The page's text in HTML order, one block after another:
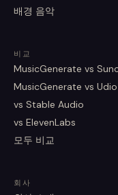
배경 음악
비교
MusicGenerate vs
MusicGenerate vs Udio
vs Stable Audio
vs ElevenLabs
모두 비교
회사